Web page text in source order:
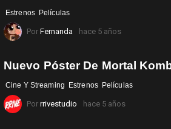
Estrenos Películas
Por Fernanda hace 5 años
Cine Y Streaming Estrenos Películas
Nuevo Póster De Mortal
Por rrivestudio hace 5 años